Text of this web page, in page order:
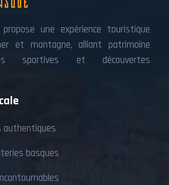
une expérience touristique
et montagne, alliant patrimoine
sportives et découvertes
authentiques
basques